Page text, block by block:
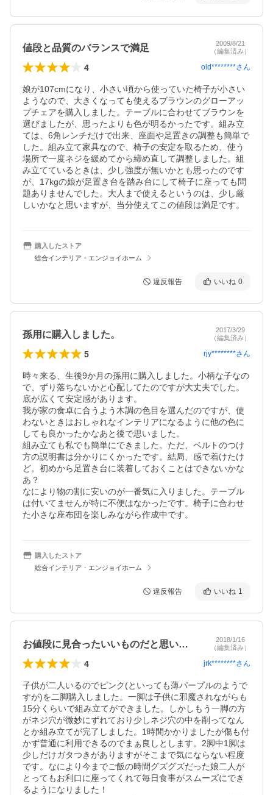
値段と品質のバランスで満足
2009/8/21
（編集済み）
4 old********さん
娘が107cmになり、小さい頃から使っていた椅子が小さい
ようなので、大きくなっても使えるブラウンのグローアッ
プチェアを購入しました。テーブルに合わせてブラウンを
選びましたが、思ったよりも色が明るかったです。組み立
ては、6角レンチだけで出来、座面や足置きの調整も簡単で
した。組み立て家具なので、椅子の安定を取るため、使う
場所で一度ネジを緩めてから締め直して調整しました。組
み立てているときは、少し強度が無いかとも思ったのです
が、17kgの娘が足置き台を踏み台にして椅子に座っても問
題ありませんでした。大人まで使えるというのは、少し厳
しいかなと思いますが、当分使えてこの値段は満足です。
購入したストア
総合インテリア・エンジョイホーム
違反報告 いいね 0
孫用に購入しました。
2017/3/29
（編集済み）
5 rjy********さん
時々来る、生後9か月の孫用に購入しました。小柄な子なの
で、ずり落ちないかと心配してたのですが大丈夫でした。
底が広くて安定感があります。
我が家の食卓に合うよう木調の色目を選んだのですが、使
わないときはおしゃれなインテリアになるように他の色に
しても良かったかなあと後で思いました。
組み立ても私でも簡単にできました。ただ、ベルトのつけ
方の説明書は分かりにくかったです。結局、感で着けたけ
ど。初めから足置き台に装着しておくことはできないかな
あ？
なにより物の割に安いのが一番気に入りました。テーブル
は付いてませんが特に不便はなかったです。椅子に合わせ
た小さな座布団を楽しみながら作成中です。
購入したストア
総合インテリア・エンジョイホーム
違反報告 いいね 1
お値段に見合ったいいものだと思います！
2018/1/16
（編集済み）
4 jrk********さん
子供が二人いるのでピンク(といっても薄パープルのようで
すが)を二脚購入しました。一脚は子供に邪魔されながらも
15分くらいで組み立てができました。しかしもう一脚の方
がネジ穴が微妙にずれており少しネジ穴の中を削ってなん
とか組み立てが完了しました。1時間かかりましたが傷も付
かず普通に利用できるのでまぁ良しとします。2脚中1脚は
少しだけガタつきがありますがそこまで気にならない程度
です。なにより今までご飯の時間グズグズだった娘二人が
とってもお利口に座ってくれて毎日食事がスムーズにでき
るようになりました！